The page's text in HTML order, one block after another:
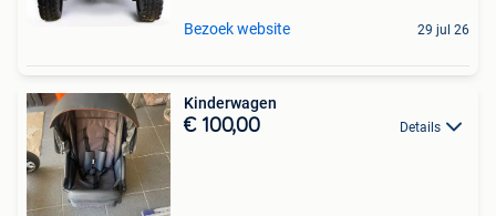
Bezoek website 29 jul 26
Kinderwagen
€ 100,00 Details